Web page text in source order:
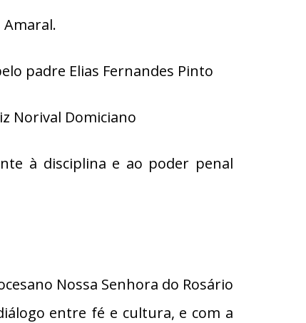
Amaral.
padre Elias Fernandes Pinto
Norival Domiciano
à disciplina e ao poder penal
Nossa Senhora do Rosário
entre fé e cultura, e com a